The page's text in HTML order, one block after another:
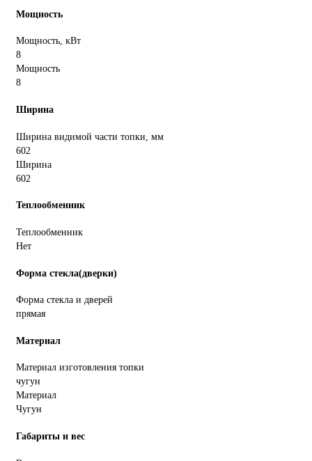
Мощность
Мощность, кВт
8
Мощность
8
Ширина
Ширина видимой части топки, мм
602
Ширина
602
Теплообменник
Теплообменник
Нет
Форма стекла(дверки)
Форма стекла и дверей
прямая
Материал
Материал изготовления топки
чугун
Материал
Чугун
Габариты и вес